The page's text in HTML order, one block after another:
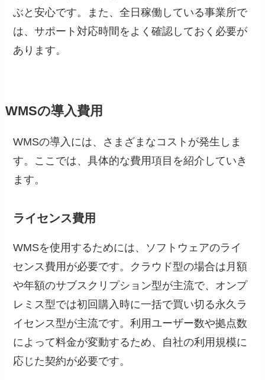
ぶと安心です。また、全日稼働している事業所で
は、サポート対応時間をよく確認しておく必要が
あります。
WMSの導入費用
WMSの導入には、さまざまなコストが発生しま
す。ここでは、具体的な費用項目を紹介していき
ます。
ライセンス費用
WMSを使用するためには、ソフトウェアのライ
センス費用が必要です。クラウド型の場合は月額
や年額のサブスクリプション型が主流で、オンプ
レミス型では初回購入時に一括で買い切る永久ラ
イセンス型が主流です。利用ユーザー数や拠点数
によって料金が変動するため、自社の利用規模に
応じた契約が必要です。